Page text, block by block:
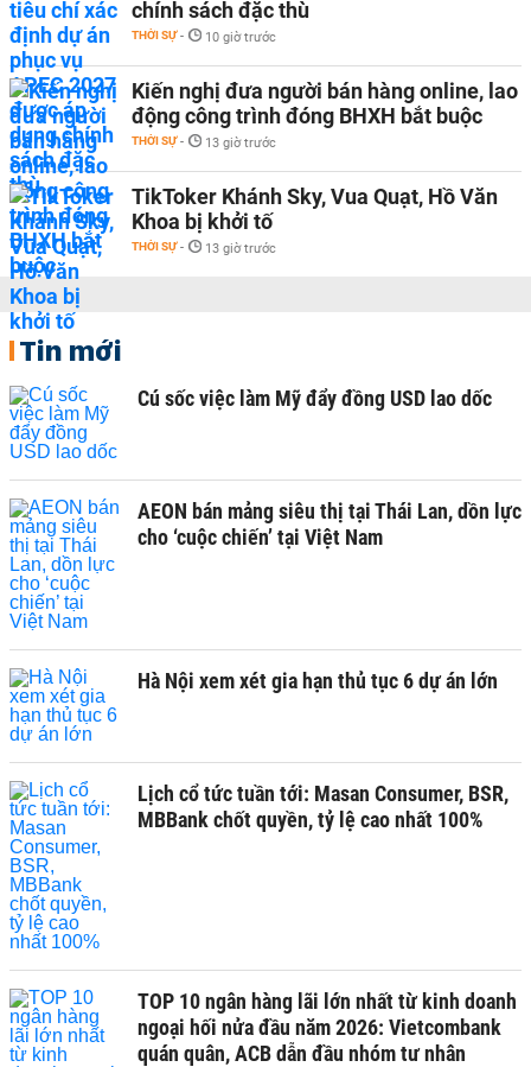
chính sách đặc thù
THỜI SỰ - 10 giờ trước
Kiến nghị đưa người bán hàng online, lao
động công trình đóng BHXH bắt buộc
THỜI SỰ - 13 giờ trước
TikToker Khánh Sky, Vua Quạt, Hồ Văn
Khoa bị khởi tố
THỜI SỰ - 13 giờ trước
Tin mới
Cú sốc việc làm Mỹ đẩy đồng USD lao dốc
AEON bán mảng siêu thị tại Thái Lan, dồn lực
cho ‘cuộc chiến’ tại Việt Nam
Hà Nội xem xét gia hạn thủ tục 6 dự án lớn
Lịch cổ tức tuần tới: Masan Consumer, BSR,
MBBank chốt quyền, tỷ lệ cao nhất 100%
TOP 10 ngân hàng lãi lớn nhất từ kinh doanh
ngoại hối nửa đầu năm 2026: Vietcombank
quán quân, ACB dẫn đầu nhóm tư nhân